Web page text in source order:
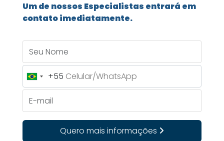
Um de nossos Especialistas entrará em
contato imediatamente.
Brazil
+55
+55
Quero mais informações